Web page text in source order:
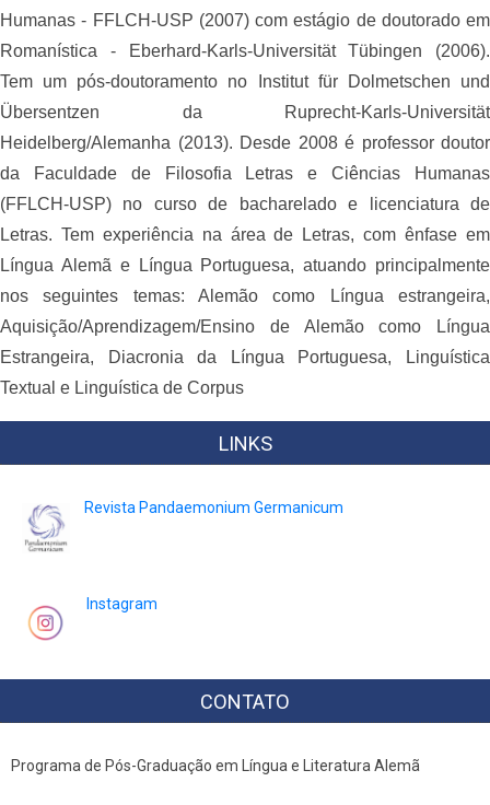
Humanas - FFLCH-USP (2007) com estágio de doutorado em
Romanística - Eberhard-Karls-Universität Tübingen (2006).
Tem um pós-doutoramento no Institut für Dolmetschen und
Übersentzen da Ruprecht-Karls-Universität
Heidelberg/Alemanha (2013). Desde 2008 é professor doutor
da Faculdade de Filosofia Letras e Ciências Humanas
(FFLCH-USP) no curso de bacharelado e licenciatura de
Letras. Tem experiência na área de Letras, com ênfase em
Língua Alemã e Língua Portuguesa, atuando principalmente
nos seguintes temas: Alemão como Língua estrangeira,
Aquisição/Aprendizagem/Ensino de Alemão como Língua
Estrangeira, Diacronia da Língua Portuguesa, Linguística
Textual e Linguística de Corpus
LINKS
Revista Pandaemonium Germanicum
Instagram
CONTATO
Programa de Pós-Graduação em Língua e Literatura Alemã